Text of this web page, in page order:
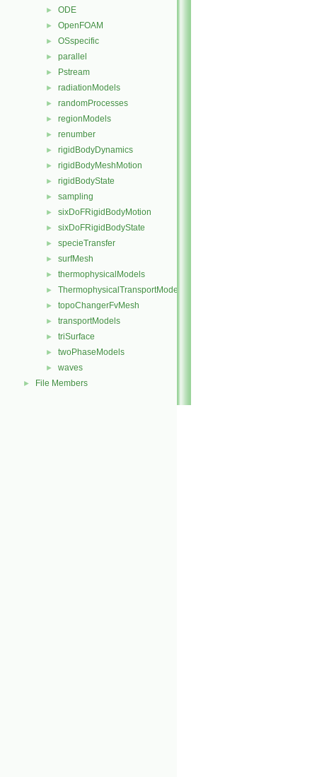
► ODE
► OpenFOAM
► OSspecific
► parallel
► Pstream
► radiationModels
► randomProcesses
► regionModels
► renumber
► rigidBodyDynamics
► rigidBodyMeshMotion
► rigidBodyState
► sampling
► sixDoFRigidBodyMotion
► sixDoFRigidBodyState
► specieTransfer
► surfMesh
► thermophysicalModels
► ThermophysicalTransportModels
► topoChangerFvMesh
► transportModels
► triSurface
► twoPhaseModels
► waves
► File Members